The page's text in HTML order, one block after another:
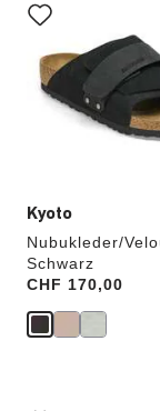
Kyoto
Nubukleder/
Schwarz
Price:
CHF 170,00
Anklicken
der
Farben
werden
die
Produktbilder
aktualisiert.